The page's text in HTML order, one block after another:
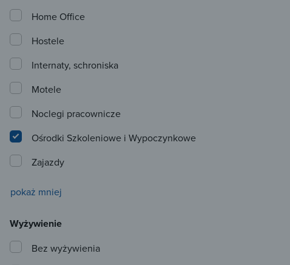
Home Office
Hostele
Internaty, schroniska
Motele
Noclegi pracownicze
Ośrodki Szkoleniowe i Wypoczynkowe
Zajazdy
pokaż mniej
Wyżywienie
Bez wyżywienia